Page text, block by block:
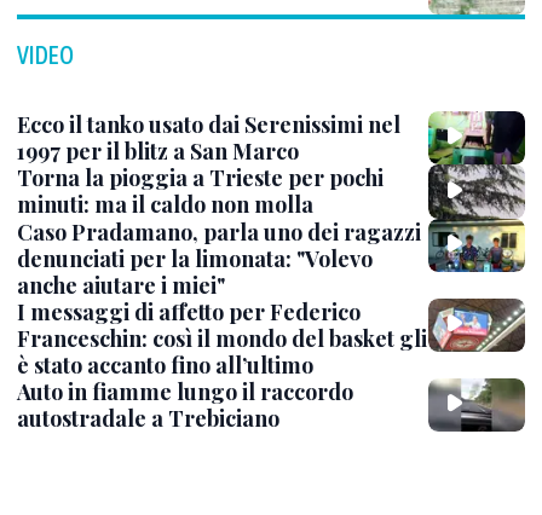
VIDEO
Ecco il tanko usato dai Serenissimi nel
1997 per il blitz a San Marco
Torna la pioggia a Trieste per pochi
minuti: ma il caldo non molla
Caso Pradamano, parla uno dei ragazzi
denunciati per la limonata: "Volevo
anche aiutare i miei"
I messaggi di affetto per Federico
Franceschin: così il mondo del basket gli
è stato accanto fino all’ultimo
Auto in fiamme lungo il raccordo
autostradale a Trebiciano